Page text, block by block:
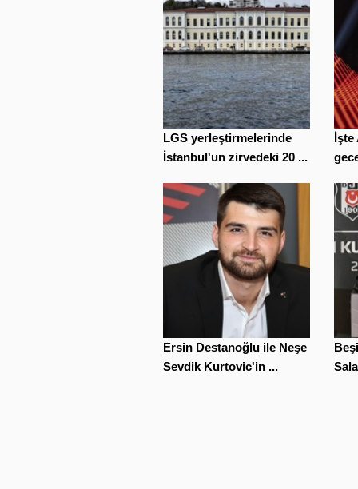
LGS yerleştirmelerinde
İstanbul'un zirvedeki 20 ...
İşte
Ersin Destanoğlu ile Neşe
Sevdik Kurtovic'in ...